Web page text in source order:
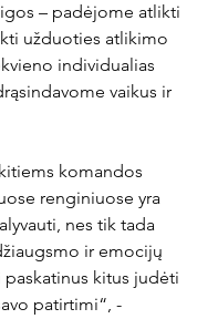
– padėjome atlikti
užduoties atlikimo
individualias
vaikus ir
komandos
renginiuose yra
nes tik tada
ir emocijų
kitus judėti
patirtimi“, -